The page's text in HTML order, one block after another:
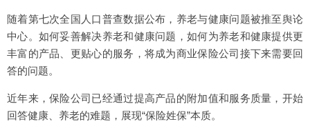
随着第七次全国人口普查数据公布，养老与健康问题被推至舆论
中心。如何妥善解决养老和健康问题，如何为养老和健康提供更
丰富的产品、更贴心的服务，将成为商业保险公司接下来需要回
答的问题。
近年来，保险公司已经通过提高产品的附加值和服务质量，开始
回答健康、养老的难题，展现“保险姓保”本质。